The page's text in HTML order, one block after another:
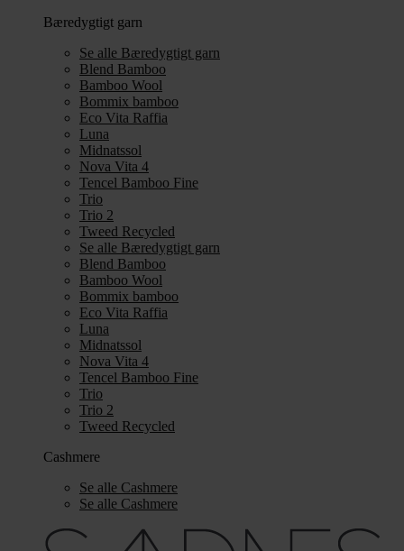
Bæredygtigt garn
Se alle Bæredygtigt garn
Blend Bamboo
Bamboo Wool
Bommix bamboo
Eco Vita Raffia
Luna
Midnatssol
Nova Vita 4
Tencel Bamboo Fine
Trio
Trio 2
Tweed Recycled
Se alle Bæredygtigt garn
Blend Bamboo
Bamboo Wool
Bommix bamboo
Eco Vita Raffia
Luna
Midnatssol
Nova Vita 4
Tencel Bamboo Fine
Trio
Trio 2
Tweed Recycled
Cashmere
Se alle Cashmere
Se alle Cashmere